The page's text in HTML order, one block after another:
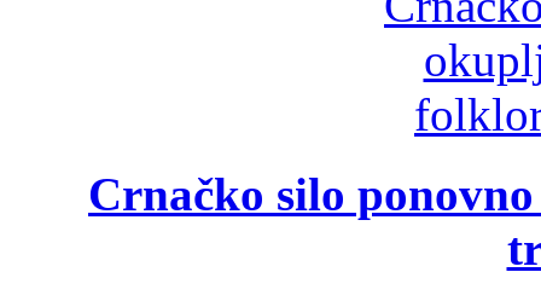
Crnačko silo